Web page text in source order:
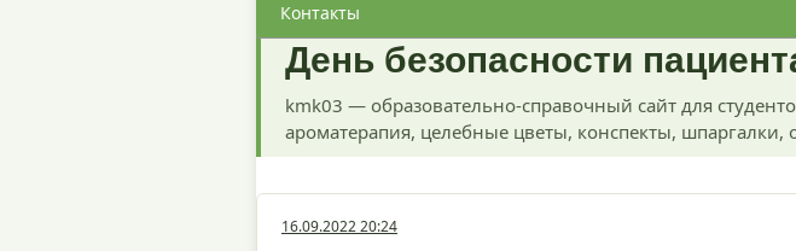
Контакты
День безопасности
kmk03 — образовательно-справочный сайт для
ароматерапия, целебные цветы, конспекты, шпаргалки,
16.09.2022 20:24